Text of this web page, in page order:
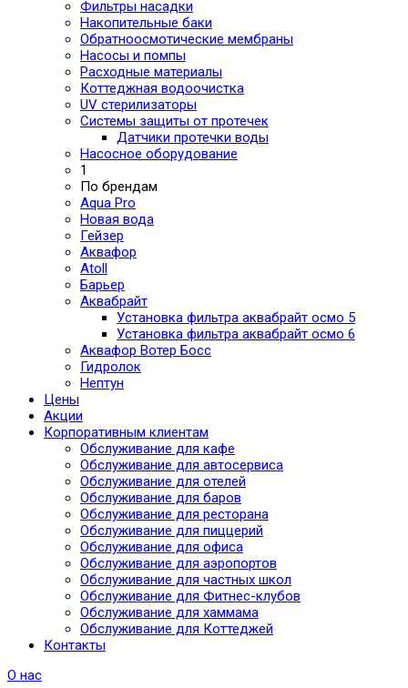
Фильтры насадки
Накопительные баки
Обратноосмотические мембраны
Насосы и помпы
Расходные материалы
Коттеджная водоочистка
UV стерилизаторы
Системы защиты от протечек
Датчики протечки воды
Насосное оборудование
1
По брендам
Aqua Pro
Новая вода
Гейзер
Аквафор
Atoll
Барьер
Аквабрайт
Установка фильтра аквабрайт осмо 5
Установка фильтра аквабрайт осмо 6
Аквафор Вотер Босс
Гидролок
Нептун
Цены
Акции
Корпоративным клиентам
Обслуживание для кафе
Обслуживание для автосервиса
Обслуживание для отелей
Обслуживание для баров
Обслуживание для ресторана
Обслуживание для пиццерий
Обслуживание для офиса
Обслуживание для аэропортов
Обслуживание для частных школ
Обслуживание для Фитнес-клубов
Обслуживание для хаммама
Обслуживание для Коттеджей
Контакты
О нас